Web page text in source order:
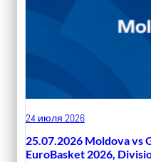
24 июля 2026
25.07.2026 Moldova vs
EuroBasket 2026,